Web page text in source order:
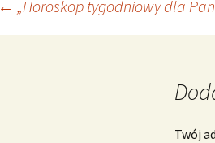
← „Horoskop tygodniowy dla
Twój